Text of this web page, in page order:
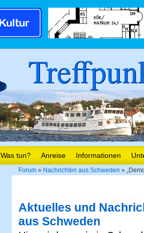
Was tun? Anreise Informationen
Forum » Nachrichten aus Schweden »
Aktuelles und
aus Schweden